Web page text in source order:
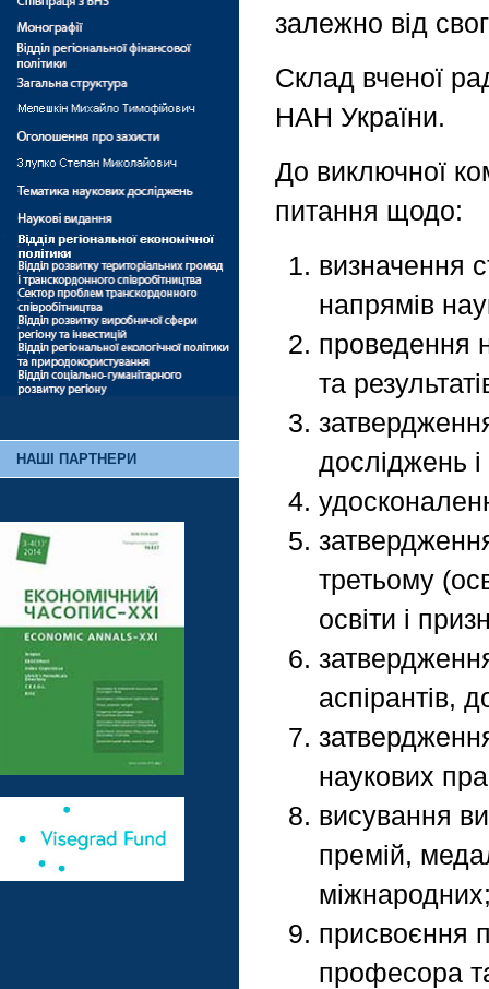
НАШІ ПАРТНЕРИ
залежно від
Склад вченої
НАН України.
До виключної
питання щодо:
визначення
напрямів
проведення
та
досліджень
третьому
освіти і
аспірантів,
наукових
висування
премій,
присвоєння
професора